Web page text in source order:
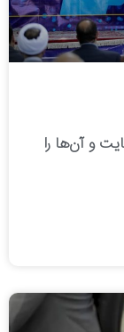
و آن‌ها را